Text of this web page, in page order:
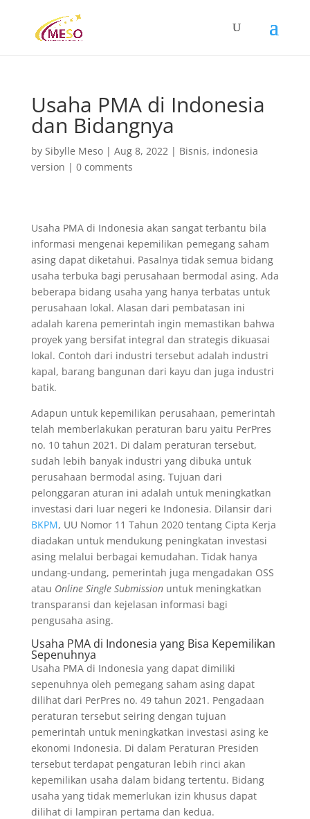
Usaha PMA di Indonesia
dan Bidangnya
by Sibylle Meso| Aug 8, 2022| Bisnis, indonesia
version | 0 comments
Usaha PMA di Indonesia akan sangat terbantu bila
informasi mengenai kepemilikan pemegang saham
asing dapat diketahui. Pasalnya tidak semua bidang
usaha terbuka bagi perusahaan bermodal asing. Ada
beberapa bidang usaha yang hanya terbatas untuk
perusahaan lokal. Alasan dari pembatasan ini
adalah karena pemerintah ingin memastikan bahwa
proyek yang bersifat integral dan strategis dikuasai
lokal. Contoh dari industri tersebut adalah industri
kapal, barang bangunan dari kayu dan juga industri
batik.
Adapun untuk kepemilikan perusahaan, pemerintah
telah memberlakukan peraturan baru yaitu PerPres
no. 10 tahun 2021. Di dalam peraturan tersebut,
sudah lebih banyak industri yang dibuka untuk
perusahaan bermodal asing. Tujuan dari
pelonggaran aturan ini adalah untuk meningkatkan
investasi dari luar negeri ke Indonesia. Dilansir dari
BKPM, UU Nomor 11 Tahun 2020 tentang Cipta Kerja
diadakan untuk mendukung peningkatan investasi
asing melalui berbagai kemudahan. Tidak hanya
undang-undang, pemerintah juga mengadakan OSS
atau Online Single Submission untuk meningkatkan
transparansi dan kejelasan informasi bagi
pengusaha asing.
Usaha PMA di Indonesia yang Bisa Kepemilikan
Sepenuhnya
Usaha PMA di Indonesia yang dapat dimiliki
sepenuhnya oleh pemegang saham asing dapat
dilihat dari PerPres no. 49 tahun 2021. Pengadaan
peraturan tersebut seiring dengan tujuan
pemerintah untuk meningkatkan investasi asing ke
ekonomi Indonesia. Di dalam Peraturan Presiden
tersebut terdapat pengaturan lebih rinci akan
kepemilikan usaha dalam bidang tertentu. Bidang
usaha yang tidak memerlukan izin khusus dapat
dilihat di lampiran pertama dan kedua.